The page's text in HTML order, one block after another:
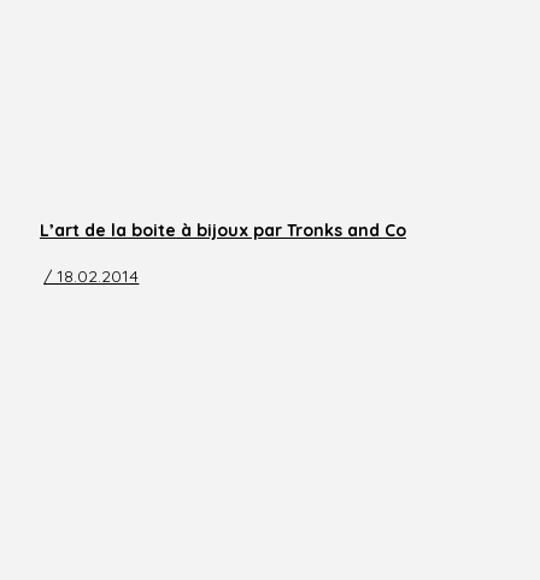
L’art de la boite à bijoux par Tronks and Co
/ 18.02.2014